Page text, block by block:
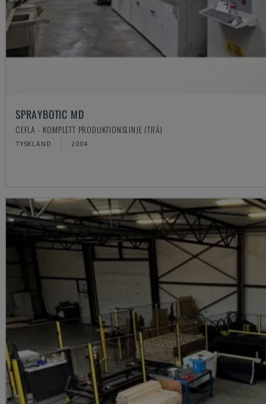
SPRAYBOTIC MD
CEFLA - KOMPLETT PRODUKTIONSLINJE (TRÄ)
TYSKLAND 2004